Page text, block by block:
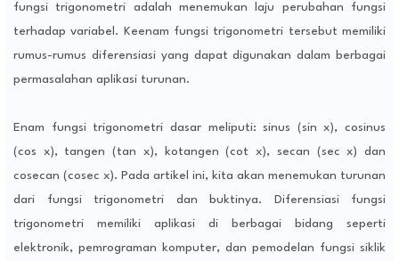
fungsi trigonometri adalah menemukan laju perubahan fungsi
terhadap variabel. Keenam fungsi trigonometri tersebut memiliki
rumus-rumus diferensiasi yang dapat digunakan dalam berbagai
permasalahan aplikasi turunan.
Enam fungsi trigonometri dasar meliputi: sinus (sin x), cosinus
(cos x), tangen (tan x), kotangen (cot x), secan (sec x) dan
cosecan (cosec x). Pada artikel ini, kita akan menemukan turunan
dari fungsi trigonometri dan buktinya. Diferensiasi fungsi
trigonometri memiliki aplikasi di berbagai bidang seperti
elektronik, pemrograman komputer, dan pemodelan fungsi siklik